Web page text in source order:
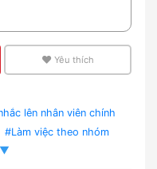
Yêu thích
lên nhân viên chính
#Làm việc theo nhóm
▼